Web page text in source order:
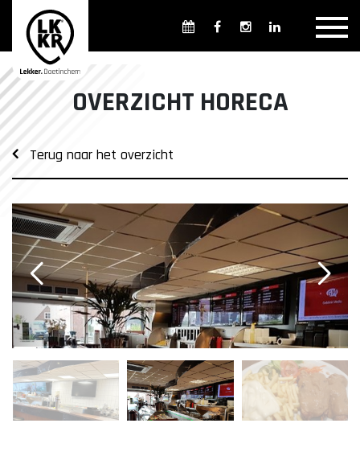
Overzicht winkels
Openingsdagen en -tijden
Weekmarkten
Overzicht Cultuur & Musea
Parkeren in Doetinchem
Openbaar vervoer
Gratis Shuttle
FAQ
OVERZICHT HORECA
Terug naar het overzicht